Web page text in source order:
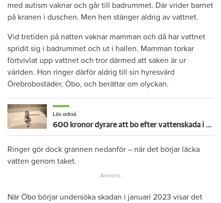
med autism vaknar och går till badrummet. Där vrider barnet
på kranen i duschen. Men hen stänger aldrig av vattnet.
Vid tretiden på natten vaknar mamman och då har vattnet
spridit sig i badrummet och ut i hallen. Mamman torkar
förtvivlat upp vattnet och tror därmed att saken är ur
världen. Hon ringer därför aldrig till sin hyresvärd
Örebrobostäder, Öbo, och berättar om olyckan.
Läs också
600 kronor dyrare att bo efter vattenskada i Varberg
Ringer gör dock grannen nedanför – när det börjar läcka
vatten genom taket.
När Öbo börjar undersöka skadan i januari 2023 visar det